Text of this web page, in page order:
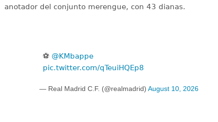
anotador del conjunto merengue, con 43 dianas.
⚽ @KMbappe
pic.twitter.com/qTeuiHQEp8
— Real Madrid C.F. (@realmadrid) August 10, 2026